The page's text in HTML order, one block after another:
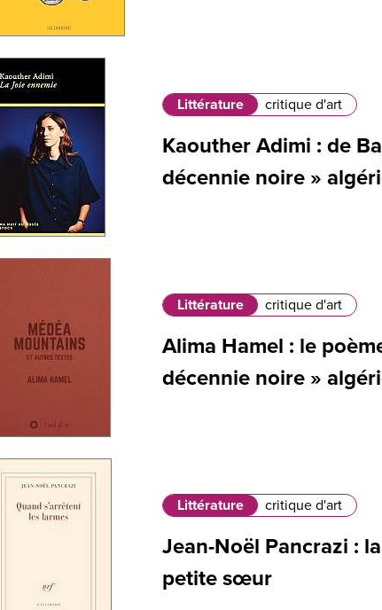
Littérature critique d'art
Kaouther Adimi : de
décennie noire »
Littérature critique d'art
Alima Hamel : le
décennie noire »
Littérature critique d'art
Jean-Noël Pancrazi :
petite sœur